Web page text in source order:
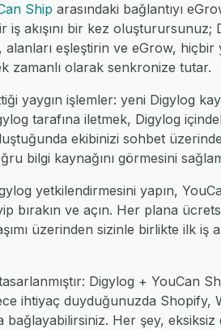
Ship arasındaki bağlantıyı
iş akışını bir kez
eşleştirin ve eGrow, hiçbir
zamanlı olarak senkronize tutar.
yaygın işlemler: yeni Digylog
tarafına iletmek, Digylog
ekibinizi sohbet
bilgi kaynağını görmesini
yetkilendirmesini yapın,
bırakın ve açın. Her plana
üzerinden sizinle birlikte ilk iş
Digylog + YouCan
ihtiyaç duyduğunuzda Shopify,
bağlayabilirsiniz. Her şey,